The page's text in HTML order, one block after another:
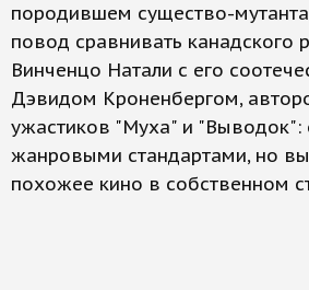
породившем существо-
повод сравнивать канадского
Винченцо Натали с его
Дэвидом Кроненбергом,
ужастиков "Муха" и "Выводок":
жанровыми стандартами, но
похожее кино в собственном